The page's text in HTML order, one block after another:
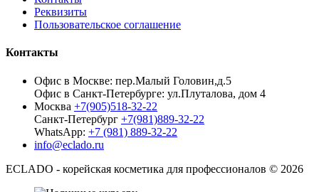
Реквизиты
Пользовательское соглашение
Контакты
Офис в Москве: пер.Малый Головин,д.5
Офис в Санкт-Петербурге: ул.Плуталова, дом 4
Москва +7(905)518-32-22
Санкт-Петербург +7(981)889-32-22
WhatsApp: +7 (981) 889-32-22
info@eclado.ru
ECLADO - корейская косметика для профессионалов © 2026